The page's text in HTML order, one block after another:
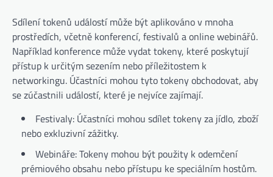
Sdílení tokenů událostí může být aplikováno v mnoha
prostředích, včetně konferencí, festivalů a online webinářů.
Například konference může vydat tokeny, které poskytují
přístup k určitým sezením nebo příležitostem k
networkingu. Účastníci mohou tyto tokeny obchodovat, aby
se zúčastnili událostí, které je nejvíce zajímají.
Festivaly: Účastníci mohou sdílet tokeny za jídlo, zboží
nebo exkluzivní zážitky.
Webináře: Tokeny mohou být použity k odemčení
prémiového obsahu nebo přístupu ke speciálním hostům.